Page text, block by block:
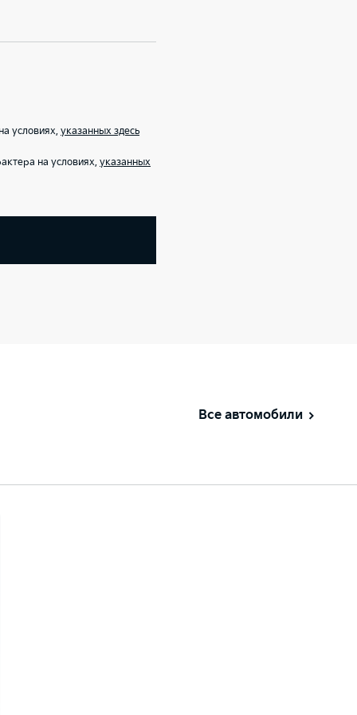
условиях, указанных здесь
на условиях, указанных
Все автомобили